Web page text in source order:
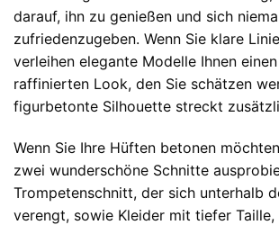
darauf, ihn zu genießen und sich
zufriedenzugeben. Wenn Sie klare
verleihen elegante Modelle Ihnen
raffinierten Look, den Sie schätzen
figurbetonte Silhouette streckt
Wenn Sie Ihre Hüften betonen
zwei wunderschöne Schnitte
Trompetenschnitt, der sich unterhalb
verengt, sowie Kleider mit tiefer Taille,